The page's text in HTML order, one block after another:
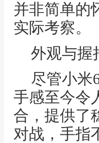
并非简单的
实际考察。
外观与握
尽管小米
手感至今令
合，提供了
对战，手指